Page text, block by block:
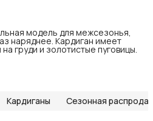
модель для межсезонья,
наряднее. Кардиган имеет
груди и золотистые пуговицы.
Кардиганы Сезонная